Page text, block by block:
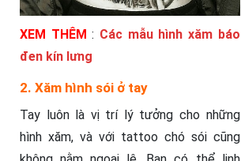
XEM THÊM : Các mẫu hình xăm báo
đen kín lưng
2. Xăm hình sói ở tay
Tay luôn là vị trí lý tưởng cho những
hình xăm, và với tattoo chó sói cũng